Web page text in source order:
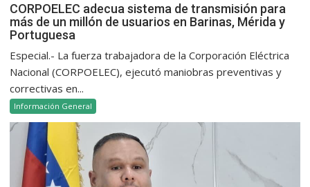
CORPOELEC adecua sistema de transmisión para
más de un millón de usuarios en Barinas, Mérida y
Portuguesa
Especial.- La fuerza trabajadora de la Corporación Eléctrica
Nacional (CORPOELEC), ejecutó maniobras preventivas y
correctivas en...
Información General